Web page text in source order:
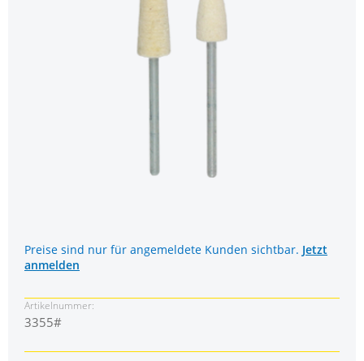
Preise sind nur für angemeldete Kunden sichtbar. Jetzt
anmelden
Artikelnummer:
3355#